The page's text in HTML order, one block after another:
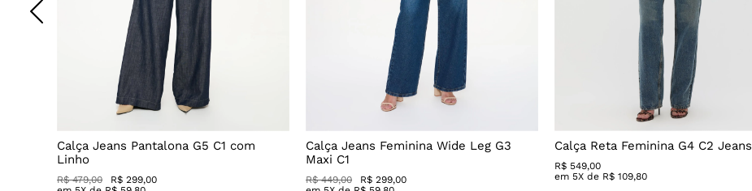
Calça Jeans Pantalona G5 C1 com
Linho
R$ 479,00
R$ 299,00
Calça Jeans Feminina Wide Leg G3
Maxi C1
R$ 449,00
R$ 299,00
Calça Reta Feminina G4 C2 Jeans
R$ 549,00
em 5X de R$ 109,80